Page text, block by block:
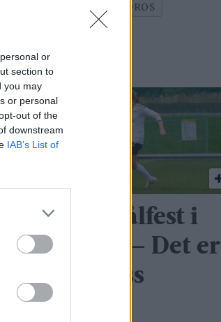
or
section to
you may
or personal
out of the
downstream
IAB’s List of
RØROS
Vanvittig målfest i
krigekamp: – Det er
litt typisk oss